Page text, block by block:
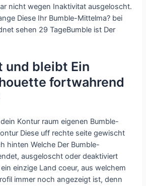
nicht wegen Inaktivitat ausgeloscht.
Diese Ihr Bumble-Mittelma? bei
sehen 29 TageBumble ist Der
und bleibt Ein
fortwahrend
Kontur raum eigenen Bumble-
Diese uff rechte seite gewischt
hinten Welche Der Bumble-
ausgeloscht oder deaktiviert
einzige Land coeur, aus welchem
immer noch angezeigt ist, denn